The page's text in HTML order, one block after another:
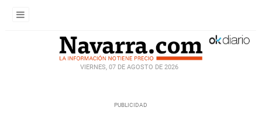
VIERNES, 07 DE AGOSTO DE 2026